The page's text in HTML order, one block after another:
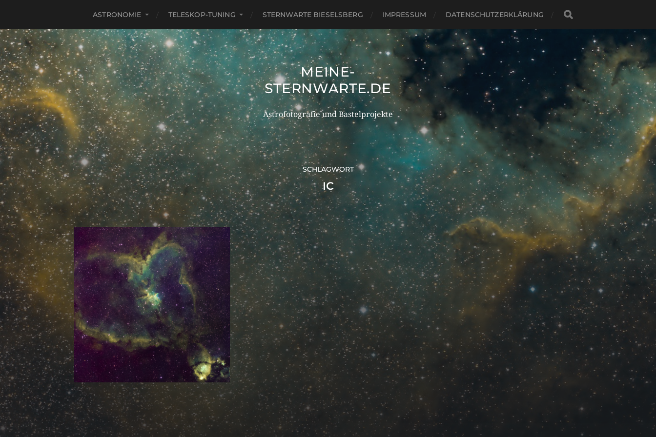
ASTRONOMIE TELESKOP-TUNING STERNWARTE BIESELSBERG IMPRESSUM DATENSCHUTZERKLÄRUNG
MEINE-
STERNWARTE.DE
Astrofotografie und Bastelprojekte
SCHLAGWORT
IC
Mastodon